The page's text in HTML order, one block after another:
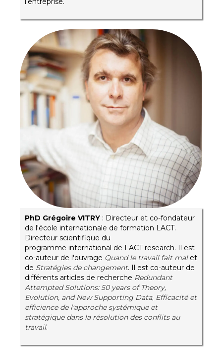
PhD Grégoire VITRY : Directeur et co-fondateur
de l'école internationale de formation LACT.
Directeur scientifique du
programme international de LACT research. Il est
co-auteur de l'ouvrage Quand le travail fait malet
de Stratégies de changement. Il est co-auteur de
différents articles de recherche Redundant
Attempted Solutions: 50 years of Theory,
Evolution, and New Supporting Data; Efficacité et
efficience de l'approche systémique et
stratégique dans la résolution des conflits au
travail.